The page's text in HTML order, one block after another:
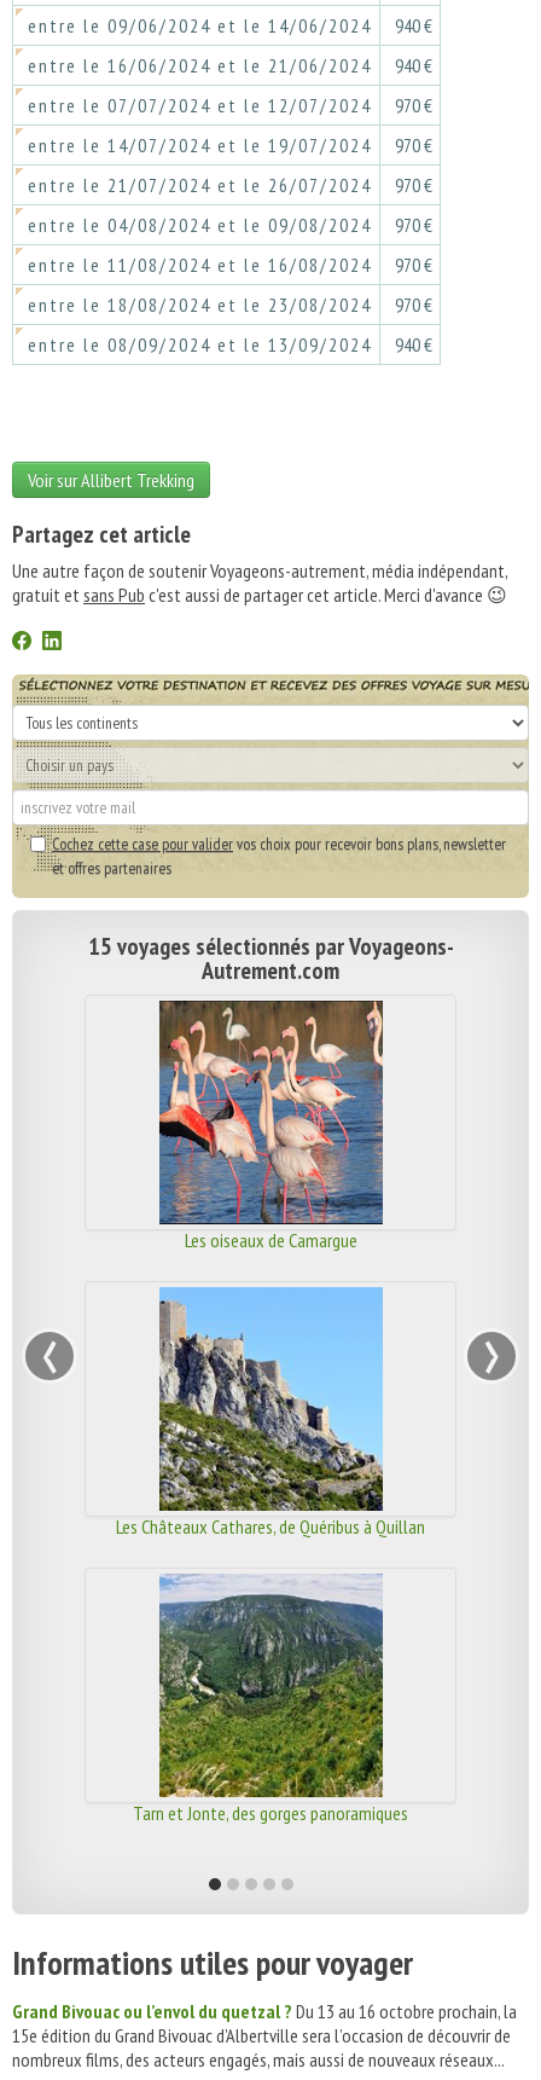
entre le 09/06/2024 et le 14/06/2024
940 €
entre le 16/06/2024 et le 21/06/2024
940 €
entre le 07/07/2024 et le 12/07/2024
970 €
entre le 14/07/2024 et le 19/07/2024
970 €
entre le 21/07/2024 et le 26/07/2024
970 €
entre le 04/08/2024 et le 09/08/2024
970 €
entre le 11/08/2024 et le 16/08/2024
970 €
entre le 18/08/2024 et le 23/08/2024
970 €
entre le 08/09/2024 et le 13/09/2024
940 €
Voir sur Allibert Trekking
Partagez cet article
Une autre façon de soutenir Voyageons-autrement, média indépendant,
gratuit etsans Pub c'est aussi de partager cet article. Merci d'avance 😉
Cochez cette case pour validervos choix pour recevoir bons plans, newsletter
et offres partenaires
15 voyages sélectionnés par Voyageons-
Autrement.com
Les oiseaux de Camargue
Les Châteaux Cathares, de Quéribus à Quillan
Tarn et Jonte, des gorges panoramiques
‹ ›
Informations utiles pour voyager
Grand Bivouac ou l’envol du quetzal ? Du 13 au 16 octobre prochain, la
15e édition du Grand Bivouac d’Albertville sera l’occasion de découvrir de
nombreux films, des acteurs engagés, mais aussi de nouveaux réseaux...